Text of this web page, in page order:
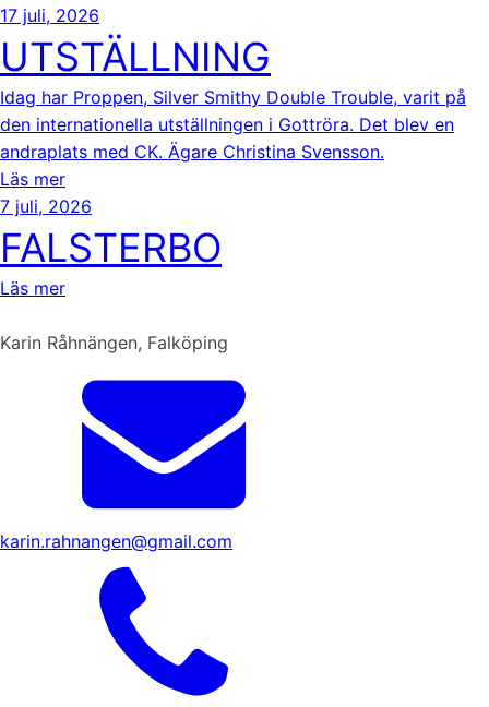
17 juli, 2026
UTSTÄLLNING
Idag har Proppen, Silver Smithy Double Trouble, varit på
den internationella utställningen i Gottröra. Det blev en
andraplats med CK. Ägare Christina Svensson.
Läs mer
7 juli, 2026
FALSTERBO
Läs mer
Karin Råhnängen, Falköping
karin.rahnangen@gmail.com